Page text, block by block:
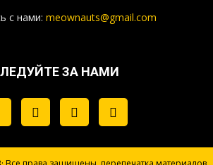
с нами: meownauts@gmail.com
ЗА НАМИ